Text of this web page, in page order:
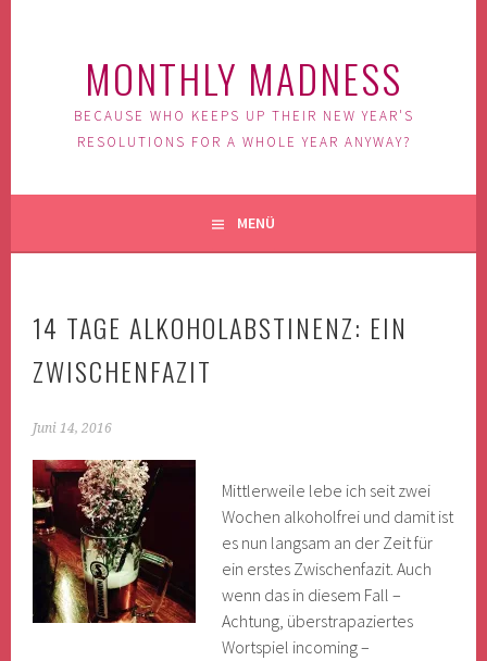
MONTHLY MADNESS
BECAUSE WHO KEEPS UP THEIR NEW YEAR'S
RESOLUTIONS FOR A WHOLE YEAR ANYWAY?
MENÜ
14 TAGE ALKOHOLABSTINENZ: EIN
ZWISCHENFAZIT
Juni 14, 2016
Mittlerweile lebe ich seit zwei
Wochen alkoholfrei und damit ist
es nun langsam an der Zeit für
ein erstes Zwischenfazit. Auch
wenn das in diesem Fall –
Achtung, überstrapaziertes
Wortspiel incoming –